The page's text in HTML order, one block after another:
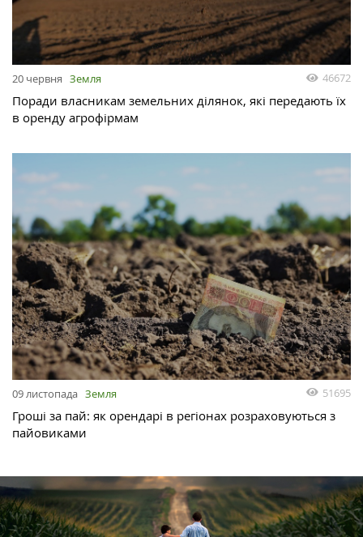
20 червня Земля 46672
Поради власникам земельних ділянок, які передають їх
в оренду агрофірмам
09 листопада Земля 51695
Гроші за пай: як орендарі в регіонах розраховуються з
пайовиками